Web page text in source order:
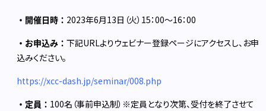
・開催日時： 2023年6月13日（火）15：00～16：00
・お申込み： 下記URLよりウェビナー登録ページにアクセスし、お申
込みください。
https://xcc-dash.jp/seminar/008.php
・定員： 100名（事前申込制）※定員となり次第、受付を終了させて